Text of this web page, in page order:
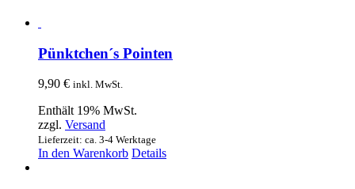
Pünktchen´s Pointen
9,90 € inkl. MwSt.
Enthält 19% MwSt.
zzgl. Versand
Lieferzeit: ca. 3-4 Werktage
In den Warenkorb Details